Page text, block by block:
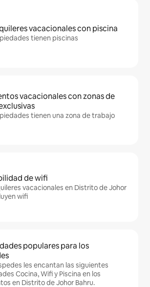
vacacionales con piscina
tienen piscinas
vacacionales con zonas de
tienen una zona de trabajo
de wifi
vacacionales en Distrito de Johor
wifi
populares para los
les encantan las siguientes
Cocina, Wifi y Piscina en los
en Distrito de Johor Bahru.